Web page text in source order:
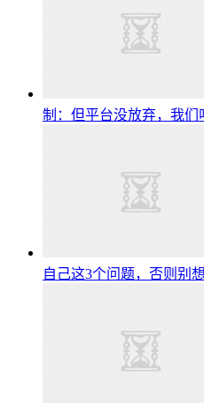
制：但平台没放弃，我们
自己这3个问题，否则别